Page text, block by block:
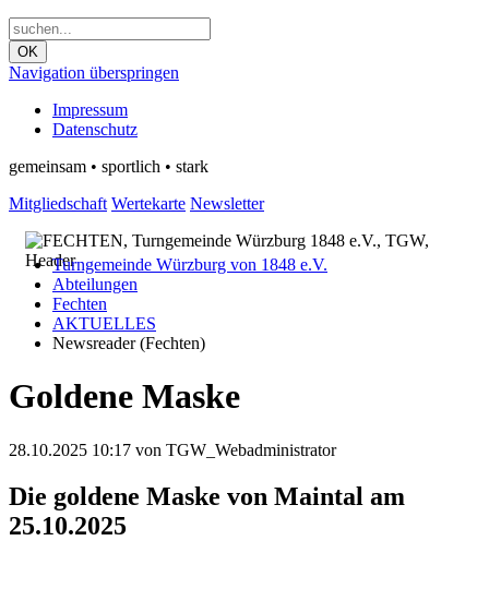
OK
Navigation überspringen
Impressum
Datenschutz
gemeinsam • sportlich • stark
Mitgliedschaft Wertekarte Newsletter
Turngemeinde Würzburg von 1848 e.V.
Abteilungen
Fechten
AKTUELLES
Newsreader (Fechten)
Goldene Maske
28.10.2025 10:17 von TGW_Webadministrator
Die goldene Maske von Maintal am
25.10.2025